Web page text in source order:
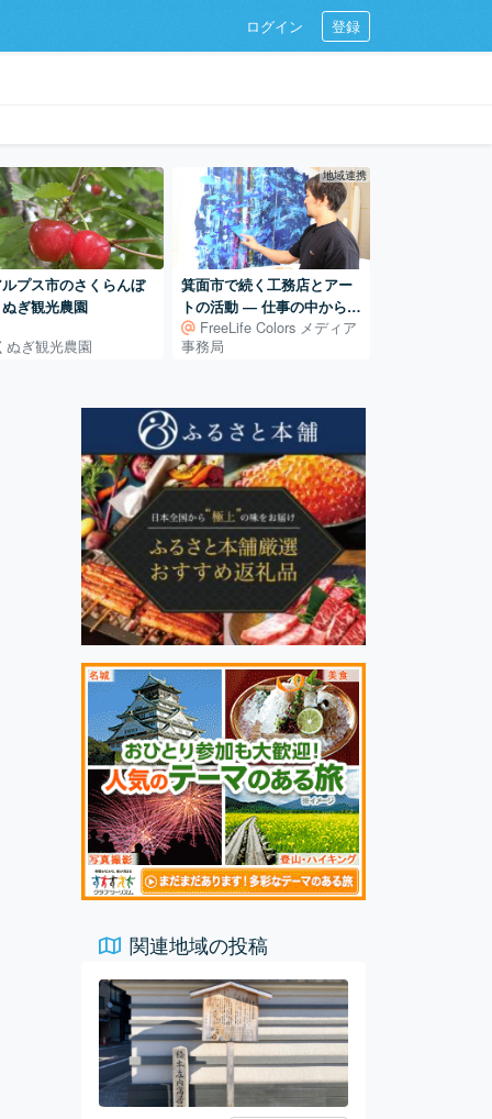
ログイン 登録
プス市のさくらんぼ
ぎ観光農園
ぬぎ観光農園
地域連携
箕面市で続く工務店とアー
トの活動 ― 仕事の中から広
がるアート制作
FreeLife Colors メディア
事務局
関連地域の投稿